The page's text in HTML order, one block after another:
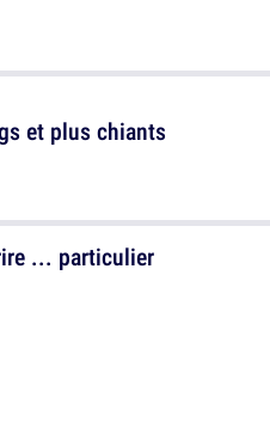
et plus chiants
... particulier